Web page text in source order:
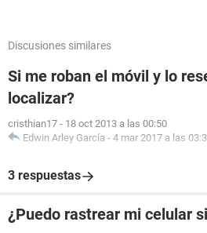
Discusiones similares
Si me roban el móvil y lo
localizar?
cristhian17 - 18 oct 2013 a las 00:50
Edwin Arley García - 4 mar 2017 a las
3 respuestas
¿Puedo rastrear mi celular